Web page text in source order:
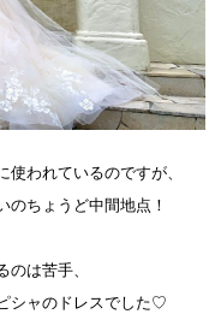
使われているのですが、
のちょうど中間地点！
のは苦手、
シャのドレスでした♡